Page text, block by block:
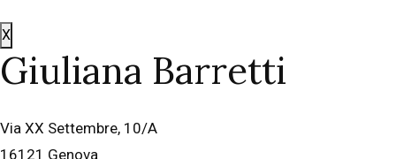
X
Giuliana Barretti
Via XX Settembre, 10/A
16121 Genova